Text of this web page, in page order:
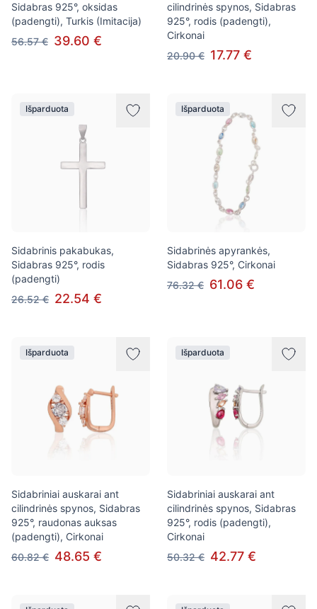
Sidabras 925°, oksidas
(padengti), Turkis (Imitacija)
56.57 € 39.60 €
cilindrinės spynos, Sidabras
925°, rodis (padengti),
Cirkonai
20.90 € 17.77 €
Išparduota
Sidabrinis pakabukas,
Sidabras 925°, rodis
(padengti)
26.52 € 22.54 €
Išparduota
Sidabrinės apyrankės,
Sidabras 925°, Cirkonai
76.32 € 61.06 €
Išparduota
Sidabriniai auskarai ant
cilindrinės spynos, Sidabras
925°, raudonas auksas
(padengti), Cirkonai
60.82 € 48.65 €
Išparduota
Sidabriniai auskarai ant
cilindrinės spynos, Sidabras
925°, rodis (padengti),
Cirkonai
50.32 € 42.77 €